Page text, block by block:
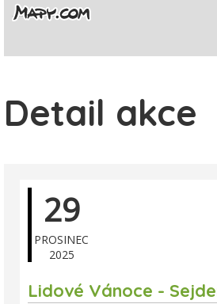
Detail akce
29
PROSINEC
2025
Lidové Vánoce -